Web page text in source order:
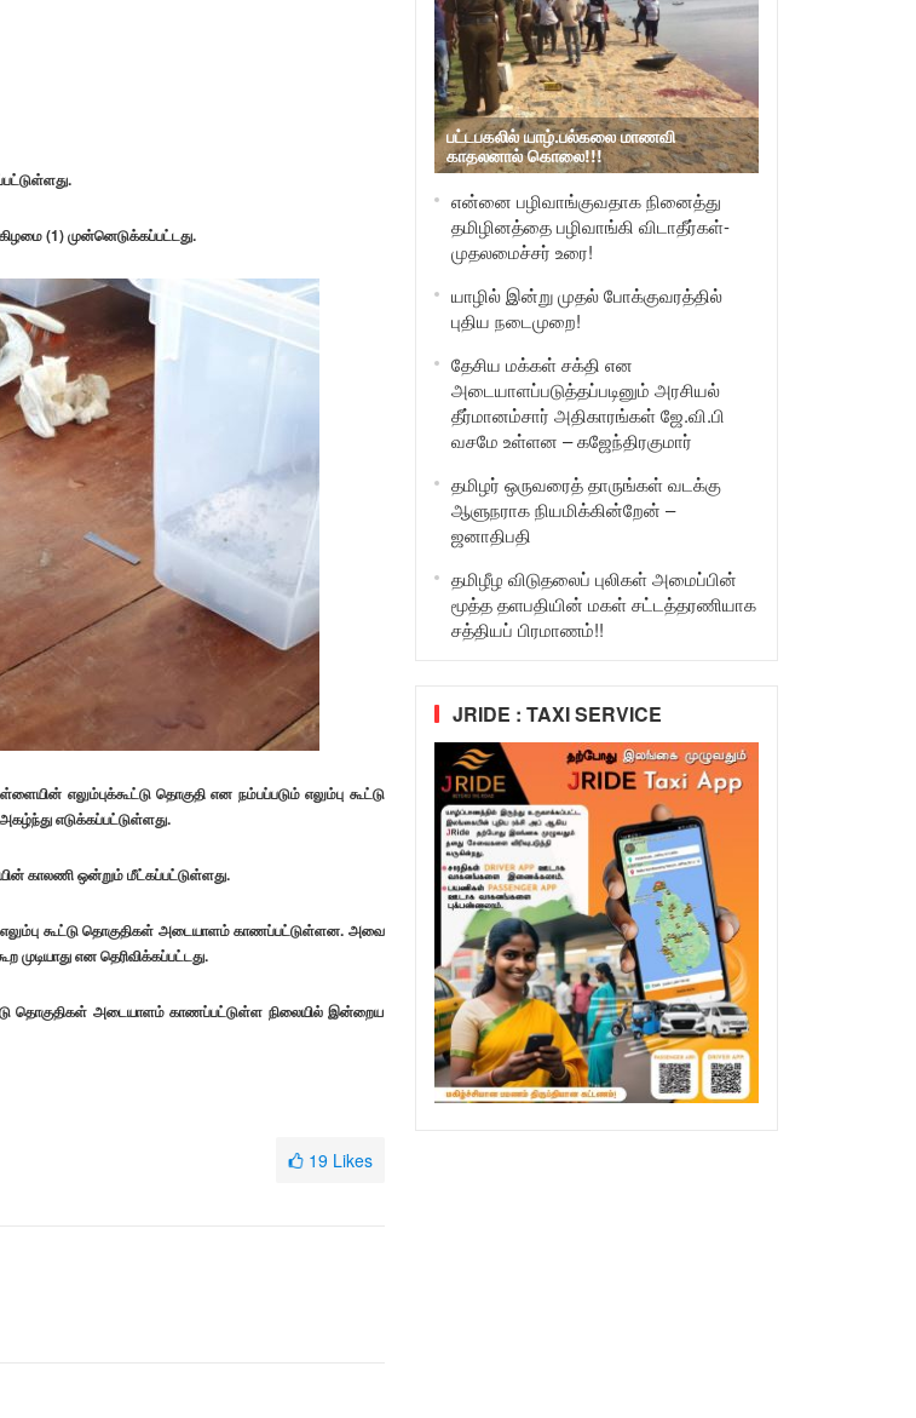
(1) முன்னெடுக்கப்பட்டது.
எலும்புக்கூட்டு தொகுதி என நம்பப்படும் எலும்பு கூட்டு
எடுக்கப்பட்டுள்ளது.
காலணி ஒன்றும் மீட்கப்பட்டுள்ளது.
கூட்டு தொகுதிகள் அடையாளம் காணப்பட்டுள்ளன. அவை
என தெரிவிக்கப்பட்டது.
தொகுதிகள் அடையாளம் காணப்பட்டுள்ள நிலையில் இன்றைய
19 Likes
பட்டபகலில் யாழ்.பல்கலை மாணவி
காதலனால் கொலை!!!
என்னை பழிவாங்குவதாக நினைத்து
தமிழினத்தை பழிவாங்கி விடாதீர்கள்-
முதலமைச்சர் உரை!
யாழில் இன்று முதல் போக்குவரத்தில்
புதிய நடைமுறை!
தேசிய மக்கள் சக்தி என
அடையாளப்படுத்தப்படினும் அரசியல்
தீர்மானம்சார் அதிகாரங்கள் ஜே.வி.பி
வசமே உள்ளன – கஜேந்திரகுமார்
தமிழர் ஒருவரைத் தாருங்கள் வடக்கு
ஆளுநராக நியமிக்கின்றேன் –
ஜனாதிபதி
தமிழீழ விடுதலைப் புலிகள் அமைப்பின்
மூத்த தளபதியின் மகள் சட்டத்தரணியாக
சத்தியப் பிரமாணம்!!
JRIDE : TAXI SERVICE